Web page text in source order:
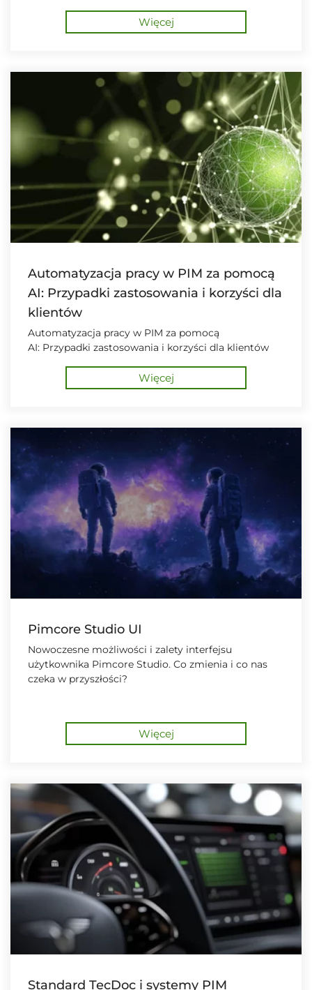
Więcej
Automatyzacja pracy w PIM za pomocą
AI: Przypadki zastosowania i korzyści dla
klientów
Automatyzacja pracy w PIM za pomocą
AI: Przypadki zastosowania i korzyści dla klientów
Więcej
Pimcore Studio UI
Nowoczesne możliwości i zalety interfejsu
użytkownika Pimcore Studio. Co zmienia i co nas
czeka w przyszłości?
Więcej
Standard TecDoc i systemy PIM